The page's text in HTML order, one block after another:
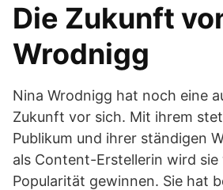
Die Zukunft
Wrodnigg
Nina Wrodnigg hat noch eine
Zukunft vor sich. Mit ihrem
Publikum und ihrer ständigen
als Content-Erstellerin wird
Popularität gewinnen. Sie hat